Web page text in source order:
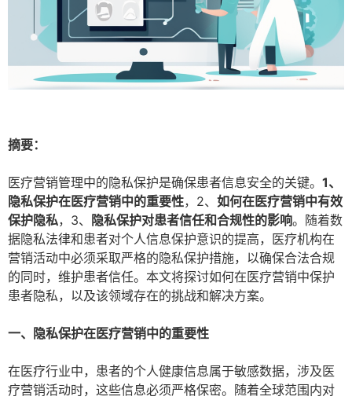
摘要：
医疗营销管理中的隐私保护是确保患者信息安全的关键。 1、
隐私保护在医疗营销中的重要性，2、 如何在医疗营销中有效
保护隐私，3、 隐私保护对患者信任和合规性的影响。随着数
据隐私法律和患者对个人信息保护意识的提高，医疗机构在
营销活动中必须采取严格的隐私保护措施，以确保合法合规
的同时，维护患者信任。本文将探讨如何在医疗营销中保护
患者隐私，以及该领域存在的挑战和解决方案。
一、隐私保护在医疗营销中的重要性
在医疗行业中，患者的个人健康信息属于敏感数据，涉及医
疗营销活动时，这些信息必须严格保密。随着全球范围内对